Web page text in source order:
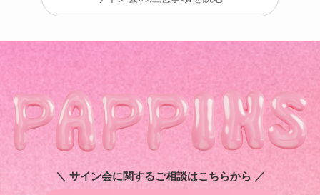
＼ サイン会に関するご相談はこちらから ／